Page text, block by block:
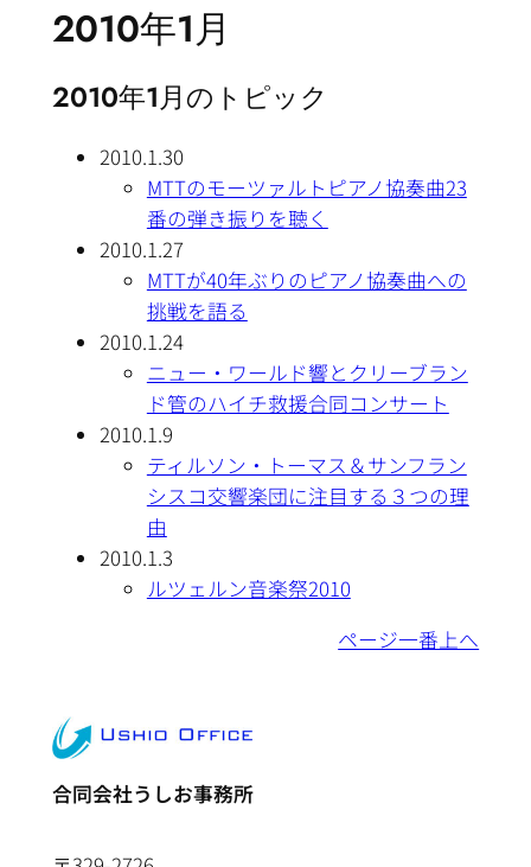
2010年1月
2010年1月のトピック
2010.1.30
MTTのモーツァルトピアノ協奏曲23
番の弾き振りを聴く
2010.1.27
MTTが40年ぶりのピアノ協奏曲への
挑戦を語る
2010.1.24
ニュー・ワールド響とクリーブラン
ド管のハイチ救援合同コンサート
2010.1.9
ティルソン・トーマス＆サンフラン
シスコ交響楽団に注目する３つの理
由
2010.1.3
ルツェルン音楽祭2010
ページ一番上へ
合同会社うしお事務所